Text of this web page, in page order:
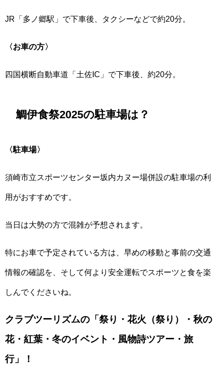
JR「多ノ郷駅」で下車後、タクシーなどで約20分。
〈お車の方〉
四国横断自動車道「土佐IC」で下車後、約20分。
鯛伊食祭2025の駐車場は？
〈駐車場〉
須崎市立スポーツセンター坂内カヌー場併設の駐車場の利
用がおすすめです。
当日は大勢の方で混雑が予想されます。
特にお車で予定されている方は、早めの移動と事前の交通
情報の確認を、そして何より安全運転でスポーツと食を楽
しんでくださいね。
クラブツーリズムの「祭り・花火（祭り）・秋の
花・紅葉・冬のイベント・風物詩ツアー・旅
行」！